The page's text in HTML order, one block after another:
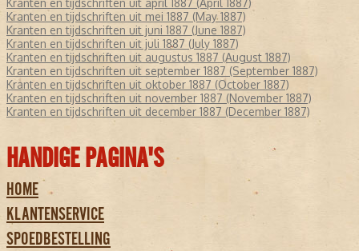
Kranten en tijdschriften uit april 1887 (April 1887)
Kranten en tijdschriften uit mei 1887 (May 1887)
Kranten en tijdschriften uit juni 1887 (June 1887)
Kranten en tijdschriften uit juli 1887 (July 1887)
Kranten en tijdschriften uit augustus 1887 (August 1887)
Kranten en tijdschriften uit september 1887 (September 1887)
Kranten en tijdschriften uit oktober 1887 (October 1887)
Kranten en tijdschriften uit november 1887 (November 1887)
Kranten en tijdschriften uit december 1887 (December 1887)
HANDIGE PAGINA'S
HOME
KLANTENSERVICE
SPOEDBESTELLING